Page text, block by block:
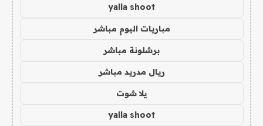
yalla shoot
مباريات اليوم مباشر
برشلونة مباشر
ريال مدريد مباشر
يلا شوت
yalla shoot